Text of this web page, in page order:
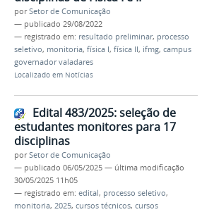
porSetor de Comunicação
— publicado 29/08/2022
— registrado em: resultado preliminar, processo
seletivo, monitoria, física I, física II, ifmg, campus
governador valadares
Localizado em Notícias
Edital 483/2025: seleção de
estudantes monitores para 17
disciplinas
porSetor de Comunicação
— publicado 06/05/2025 — última modificação
30/05/2025 11h05
— registrado em: edital, processo seletivo,
monitoria, 2025, cursos técnicos, cursos